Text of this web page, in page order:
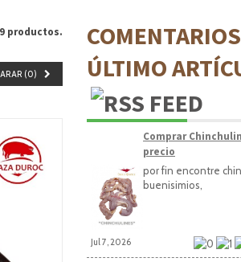
productos.
(0)
COMENTARIOS
ÚLTIMO
Comprar
precio
por fin encontre
buenisimios,
Jul 7, 2026